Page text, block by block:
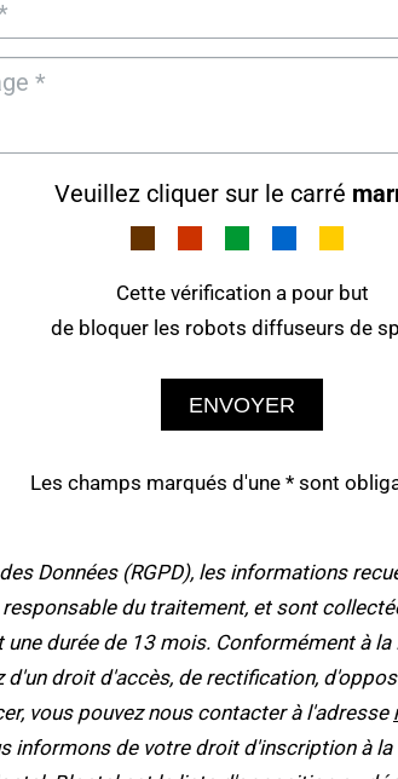
Veuillez cliquer sur le carré
Cette vérification a pour but
de bloquer les robots diffuseurs de
ENVOYER
Les champs marqués d'une * sont
Données (RGPD), les informations
du traitement, et sont
durée de 13 mois. Conformément à
droit d'accès, de rectification,
vous pouvez nous contacter à l'adresse
informons de votre droit d'inscription à